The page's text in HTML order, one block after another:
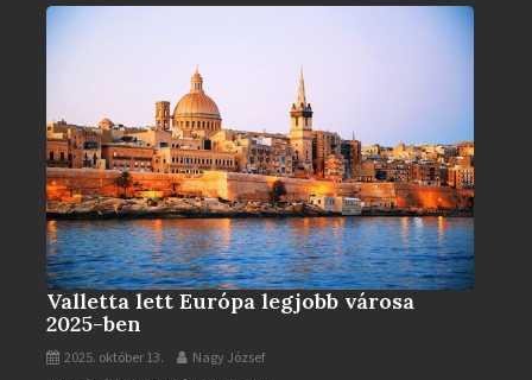
Valletta lett Európa legjobb városa
2025-ben
2025. október 13. Nagy József